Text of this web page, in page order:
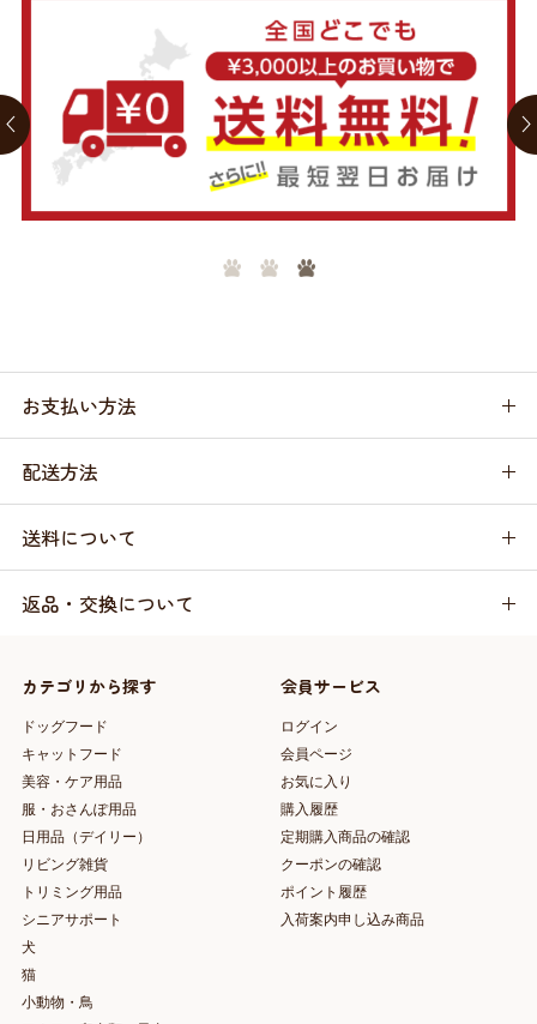
お支払い方法
配送方法
送料について
返品・交換について
カテゴリから探す
ドッグフード
キャットフード
美容・ケア用品
服・おさんぽ用品
日用品（デイリー）
リビング雑貨
トリミング用品
シニアサポート
犬
猫
小動物・鳥
会員サービス
ログイン
会員ページ
お気に入り
購入履歴
定期購入商品の確認
クーポンの確認
ポイント履歴
入荷案内申し込み商品